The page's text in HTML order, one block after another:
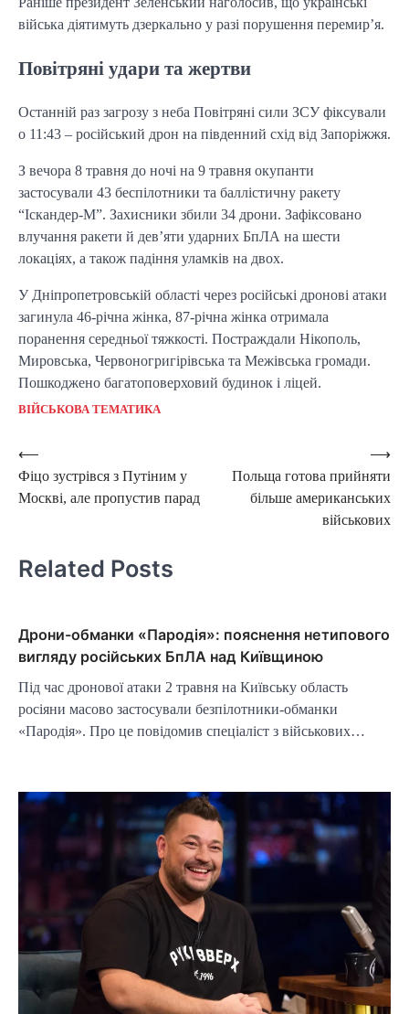
війська діятимуть дзеркально у разі порушення перемир’я.
Повітряні удари та жертви
Останній раз загрозу з неба Повітряні сили ЗСУ фіксували
о 11:43 – російський дрон на південний схід від Запоріжжя.
З вечора 8 травня до ночі на 9 травня окупанти
застосували 43 беспілотники та баллістичну ракету
“Іскандер-М”. Захисники збили 34 дрони. Зафіксовано
влучання ракети й дев’яти ударних БпЛА на шести
локаціях, а також падіння уламків на двох.
У Дніпропетровській області через російські дронові атаки
загинула 46-річна жінка, 87-річна жінка отримала
поранення середньої тяжкості. Постраждали Нікополь,
Мировська, Червоногригірівська та Межівська громади.
Пошкоджено багатоповерховий будинок і ліцей.
ВІЙСЬКОВА ТЕМАТИКА
Post
navigation
⟵
Фіцо зустрівся з Путіним у
Москві, але пропустив парад
Польща готова прийняти
більше американських
військових
⟶
Related Posts
Дрони-обманки «Пародія»: пояснення нетипового
вигляду російських БпЛА над Київщиною
Під час дронової атаки 2 травня на Київську область
росіяни масово застосували безпілотники-обманки
«Пародія». Про це повідомив спеціаліст з військових…